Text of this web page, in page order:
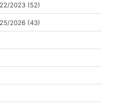
2023 (52)
2026 (43)